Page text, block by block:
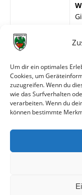
Um dir ein optimales
Cookies, um
zuzugreifen. Wenn du
wie das Surfverhalten
verarbeiten. Wenn du
können bestimmte
Alle bisherigen
anzeigen